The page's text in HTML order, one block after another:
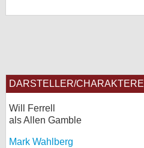
DARSTELLER/CHARAKTERE
Will Ferrell
als Allen Gamble
Mark Wahlberg